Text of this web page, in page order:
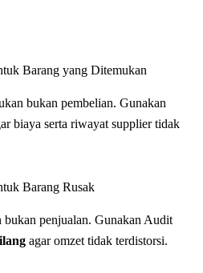
Barang yang Ditemukan
bukan pembelian. Gunakan
biaya serta riwayat supplier tidak
Barang Rusak
penjualan. Gunakan Audit
agar omzet tidak terdistorsi.